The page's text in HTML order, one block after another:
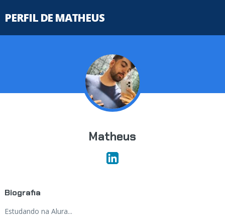
PERFIL DE MATHEUS
Matheus
Biografia
Estudando na Alura...